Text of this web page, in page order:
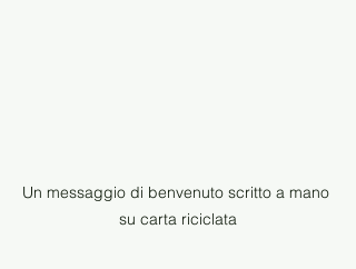
Un messaggio di benvenuto scritto a mano
su carta riciclata